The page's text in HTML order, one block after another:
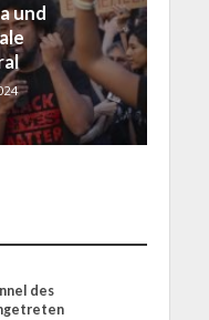
und
des